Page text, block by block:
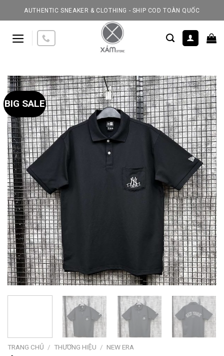
to
AUTHENTIC SNEAKER & CLOTHING - SHIP COD TOÀN QUỐC
BIG SALE
TRANG CHỦ / THƯƠNG HIỆU / NEW ERA